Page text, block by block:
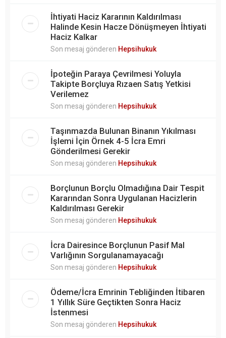
İhtiyati Haciz Kararının Kaldırılması
Halinde Kesin Hacze Dönüşmeyen İhtiyati
Haciz Kalkar
Son mesaj gönderen Hepsihukuk
İpoteğin Paraya Çevrilmesi Yoluyla
Takipte Borçluya Rızaen Satış Yetkisi
Verilemez
Son mesaj gönderen Hepsihukuk
Taşınmazda Bulunan Binanın Yıkılması
İşlemi İçin Örnek 4-5 İcra Emri
Gönderilmesi Gerekir
Son mesaj gönderen Hepsihukuk
Borçlunun Borçlu Olmadığına Dair Tespit
Kararından Sonra Uygulanan Hacizlerin
Kaldırılması Gerekir
Son mesaj gönderen Hepsihukuk
İcra Dairesince Borçlunun Pasif Mal
Varlığının Sorgulanamayacağı
Son mesaj gönderen Hepsihukuk
Ödeme/İcra Emrinin Tebliğinden İtibaren
1 Yıllık Süre Geçtikten Sonra Haciz
İstenmesi
Son mesaj gönderen Hepsihukuk